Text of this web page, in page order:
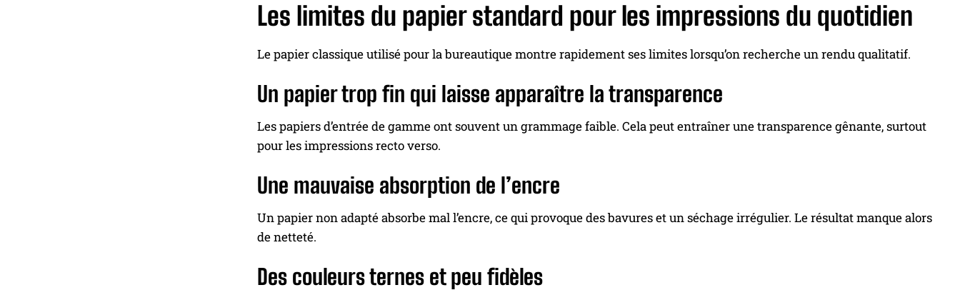
Les limites du papier standard pour les impressions du quotidien
Le papier classique utilisé pour la bureautique montre rapidement ses limites lorsqu’on recherche un rendu qualitatif.
Un papier trop fin qui laisse apparaître la transparence
Les papiers d’entrée de gamme ont souvent un grammage faible. Cela peut entraîner une transparence gênante, surtout
pour les impressions recto verso.
Une mauvaise absorption de l’encre
Un papier non adapté absorbe mal l’encre, ce qui provoque des bavures et un séchage irrégulier. Le résultat manque alors
de netteté.
Des couleurs ternes et peu fidèles